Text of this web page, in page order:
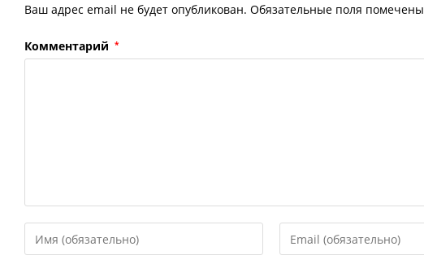
Ваш адрес email не будет опубликован. Обязательные поля помечены
Комментарий *
Введите
свое
Введите
свой